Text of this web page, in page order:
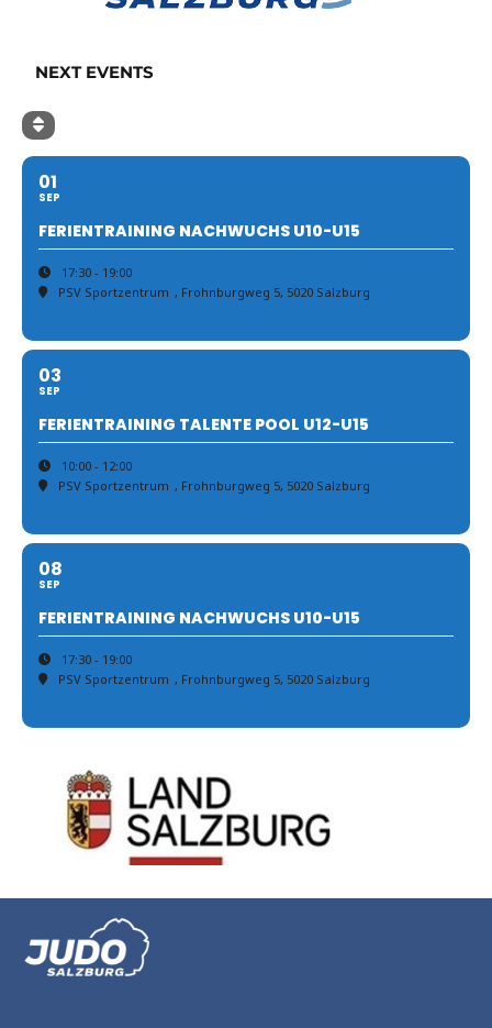
NEXT EVENTS
01
SEP
FERIENTRAINING NACHWUCHS U10-U15
17:30 - 19:00
PSV Sportzentrum , Frohnburgweg 5, 5020 Salzburg
03
SEP
FERIENTRAINING TALENTE POOL U12-U15
10:00 - 12:00
PSV Sportzentrum , Frohnburgweg 5, 5020 Salzburg
08
SEP
FERIENTRAINING NACHWUCHS U10-U15
17:30 - 19:00
PSV Sportzentrum , Frohnburgweg 5, 5020 Salzburg